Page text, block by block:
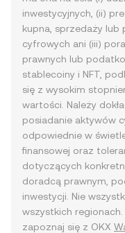
inwestycyjnych, (ii)
kupna, sprzedaży lub
cyfrowych ani (iii)
prawnych lub
stablecoiny i NFT,
się z wysokim
wartości. Należy
posiadanie aktywów
odpowiednie w
finansowej oraz
dotyczących
doradcą prawnym,
inwestycji. Nie
wszystkich
zapoznaj się z OKX